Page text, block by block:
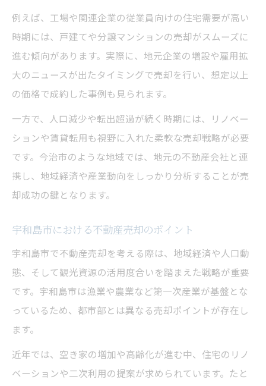
例えば、工場や関連企業の従業員向けの住宅需要が高い
時期には、戸建てや分譲マンションの売却がスムーズに
進む傾向があります。実際に、地元企業の増設や雇用拡
大のニュースが出たタイミングで売却を行い、想定以上
の価格で成約した事例も見られます。
一方で、人口減少や転出超過が続く時期には、リノベー
ションや賃貸転用も視野に入れた柔軟な売却戦略が必要
です。今治市のような地域では、地元の不動産会社と連
携し、地域経済や産業動向をしっかり分析することが売
却成功の鍵となります。
宇和島市における不動産売却のポイント
宇和島市で不動産売却を考える際は、地域経済や人口動
態、そして観光資源の活用度合いを踏まえた戦略が重要
です。宇和島市は漁業や農業など第一次産業が基盤とな
っているため、都市部とは異なる売却ポイントが存在し
ます。
近年では、空き家の増加や高齢化が進む中、住宅のリノ
ベーションや二次利用の提案が求められています。たと